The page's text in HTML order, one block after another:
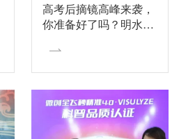
高考后摘镜高峰来袭，
你准备好了吗？明水眼
圆梦，夜间门诊开启！